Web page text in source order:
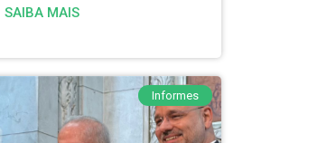
SAIBA MAIS
Informes